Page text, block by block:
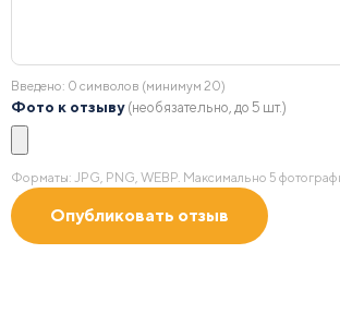
Введено: 0 символов (минимум 20)
Фото к отзыву (необязательно, до 5 шт.)
Форматы: JPG, PNG, WEBP. Максимально 5